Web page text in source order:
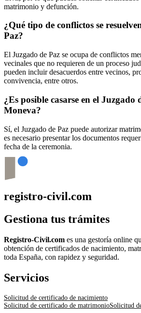
matrimonio y defunción.
¿Qué tipo de conflictos se
Paz?
El Juzgado de Paz se ocupa de conflictos
vecinales que no requieren de un proceso
pueden incluir desacuerdos entre vecinos,
convivencia, entre otros.
¿Es posible casarse en el Juzgado
Moneva?
Sí, el Juzgado de Paz puede autorizar
es necesario presentar los documentos
fecha de la ceremonia.
registro-civil.com
Gestiona tus trámites
Registro-Civil.com es una gestoría online
obtención de certificados de nacimiento,
toda España, con rapidez y seguridad.
Servicios
Solicitud de certificado de nacimiento
Solicitud de certificado de matrimonioSolicitud